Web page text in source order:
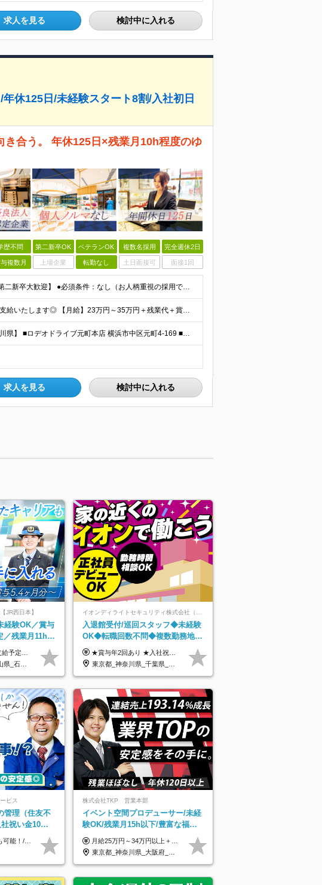
求人を見る 検討中に入れる
休125日/未経験スタート8割/入社初日
き合う。 年休125日×残業月10h程度のゆ
歴不問 第二新卒OK ベテランOK 複数名採用 完全週休2日
複数月 上場企業 転勤なし 土日面接可 面接1回
【学歴・経験不問！正社員デビュー・第二新卒大歓迎】 ●必須条件：なし（お人柄重視の採用です！） ＼★こんな方にぴったり★／ ◎人と話すことが好きで、相手に合わせたコミュニケーションが取れる方 ◎チー
★みなし残業代なし！ ★残業代は全額支給いたします◎ 【月給】23万円～35万円＋残業代＋賞与年2回 ※経験・年齢・能力などを考慮の上、決定します。 ※残業代は1分単位で全額支給します。 ※試用期間
＼転居を伴う転勤基本なし！／ 【神奈川県】 ■ロデオドライブ元町本店 横浜市中区元町4-169 ■ロデオドライブ横浜関内店 横浜市中区羽衣町1-2-8 銀泉関内ビル1-3F ■ロデオドライブ T
求人を見る 検討中に入れる
JR西日本】
経験OK／賞与
／残業月11h程
均18.7日
養・職務・時間外・通勤手当等を支給します ※京阪神地区以外の勤務地の場合 月給（大卒）23万0,706円～／月給（高卒）21万2,541円～となります
_鳥取県_島根県_山口県_福岡県
入退館受付/巡回スタッフ◆未経験
OK◆転職回数不問◆複数勤務地で
募集中◆ブランクありOK◆室内業
務がメイン
★賞与年2回あり ★入社祝い金3万円支給 ★出産祝い金や育児支援金などの手当も充実！ ≪給与モデル≫ 【東京】基本給27万2780円/月給＋時間外手当（25h） 【愛知】基本給25万4990円/月給＋時間外手当（25h） 【大阪】基本給25万4990円/月給＋時間外手当（25h） 【福岡】基本給23万7200円/月給＋時間外手当（25h） -------------- ▽各地の給与は下記をご確認ください！ ■北海道 月給20万円～ ■東北 月給20万円～ ■北関東 埼玉／月給22万5000円～ 茨城・群馬・新潟／月給20万円～ ■南関東 東京・神奈川／月給23万円～ 千葉／月給22万5000円～ 山梨／月給20万円～ ■中部 愛知／月給21万5000円～ 長野・岐阜・三重／月給20万円～ ■関西 大阪／月給21万5000円～ 京都・兵庫／月給21万円～ 滋賀・奈良／月給20万円～ ■中四国 岡山・山口・四国・広島／月給20万円～ ■九州 福岡・鹿児島・長崎／月給20万円～
東京都_神奈川県_千葉県_北海道_福島県_長野県_岐阜県_三重県_京都府_福岡県
ビス
管理（住友不
祝い金10万
50代活
により異なる） ◇退職金あり ※経験・年齢・能力を考慮した上、当社規定により優遇いたします。 ※3カ月の試用期間あり。その間の給与や福利厚生に差異はありません。 《モデル年収》 ・入社1年/35歳：年収380万円 ・入社3年/38歳：年収400万円
株式会社TKP 営業本部
イベント空間プロデューサー/未経
験OK/残業月15h以下/豊富な福利
厚生/全国募集/平均有給取得日数
14.9日
月給25万円～34万円以上＋各種手当＋残業代＋賞与年2回（昨年度2～4ヶ月分） 初年度想定年収：350万円～ ＜クラス・経験別の月給目安＞ ■メンバークラス：月給25万円以上 ■店長やSVなどのマネジメント経験者：月給30万円～スタート可 ■リーダークラス：月給34万円以上 ※月給は配属エリア・経験・能力を考慮して決定します（前職の経験・収入をお聞かせください）。 ※上記にはみなし残業手当20～30時間分（メンバー：3万1134円以上、経験5年以上：5万2448円以上、リーダー：5万9441円以上）を含みます。 ※超過分は別途支給いたします。
東京都_神奈川県_大阪府_愛知県_北海道_宮城県_静岡県_京都府_広島県_福岡県